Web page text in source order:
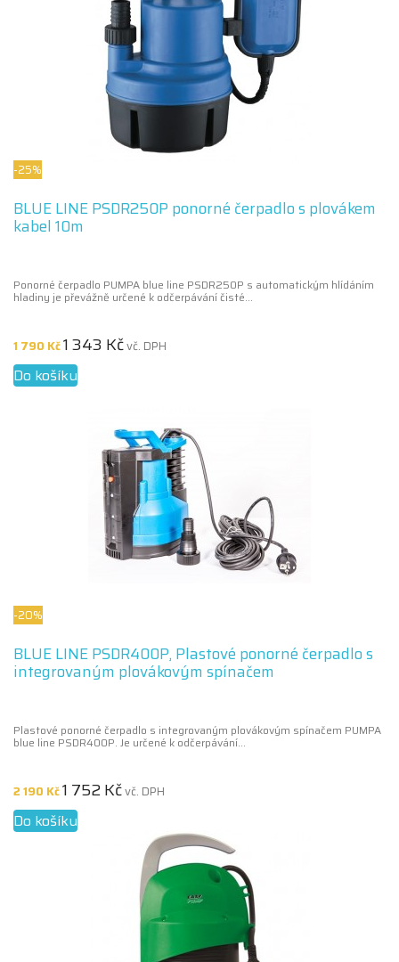
-25%
BLUE LINE PSDR250P ponorné čerpadlo s plovákem
kabel 10m
Ponorné čerpadlo PUMPA blue line PSDR250P s automatickým hlídáním
hladiny je převážně určené k odčerpávání čisté...
1 790 Kč1 343 Kčvč. DPH
Do košíku
-20%
BLUE LINE PSDR400P, Plastové ponorné čerpadlo s
integrovaným plovákovým spínačem
Plastové ponorné čerpadlo s integrovaným plovákovým spínačem PUMPA
blue line PSDR400P. Je určené k odčerpávání...
2 190 Kč1 752 Kčvč. DPH
Do košíku